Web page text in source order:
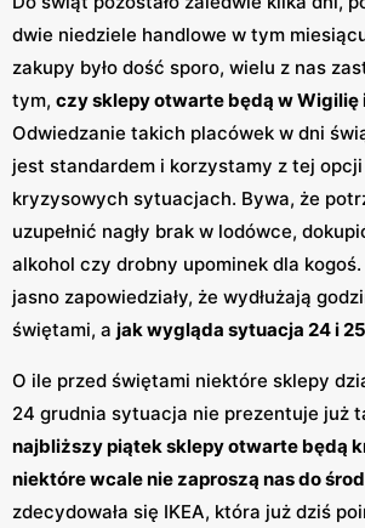
dwie niedziele handlowe w tym
zakupy było dość sporo, wielu z nas
tym, czy sklepy otwarte będą w Wigilię
Odwiedzanie takich placówek w dni
jest standardem i korzystamy z tej opcji
kryzysowych sytuacjach. Bywa, że
uzupełnić nagły brak w lodówce,
alkohol czy drobny upominek dla
jasno zapowiedziały, że wydłużają
świętami, a jak wygląda sytuacja 24 i
O ile przed świętami niektóre sklepy
24 grudnia sytuacja nie prezentuje już
najbliższy piątek sklepy otwarte będą
niektóre wcale nie zaproszą nas do
zdecydowała się IKEA, która już dziś